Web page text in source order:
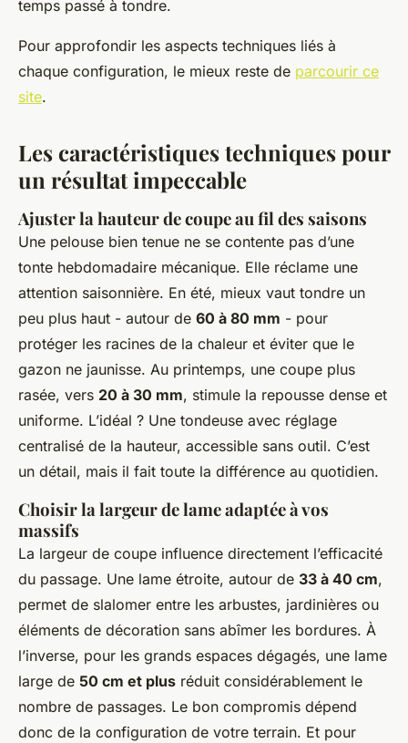
temps passé à tondre.
Pour approfondir les aspects techniques liés à
chaque configuration, le mieux reste de parcourir ce
site.
Les caractéristiques techniques pour
un résultat impeccable
Ajuster la hauteur de coupe au fil des saisons
Une pelouse bien tenue ne se contente pas d’une
tonte hebdomadaire mécanique. Elle réclame une
attention saisonnière. En été, mieux vaut tondre un
peu plus haut - autour de 60 à 80 mm - pour
protéger les racines de la chaleur et éviter que le
gazon ne jaunisse. Au printemps, une coupe plus
rasée, vers 20 à 30 mm, stimule la repousse dense et
uniforme. L’idéal ? Une tondeuse avec réglage
centralisé de la hauteur, accessible sans outil. C’est
un détail, mais il fait toute la différence au quotidien.
Choisir la largeur de lame adaptée à vos
massifs
La largeur de coupe influence directement l’efficacité
du passage. Une lame étroite, autour de 33 à 40 cm,
permet de slalomer entre les arbustes, jardinières ou
éléments de décoration sans abîmer les bordures. À
l’inverse, pour les grands espaces dégagés, une lame
large de 50 cm et plus réduit considérablement le
nombre de passages. Le bon compromis dépend
donc de la configuration de votre terrain. Et pour